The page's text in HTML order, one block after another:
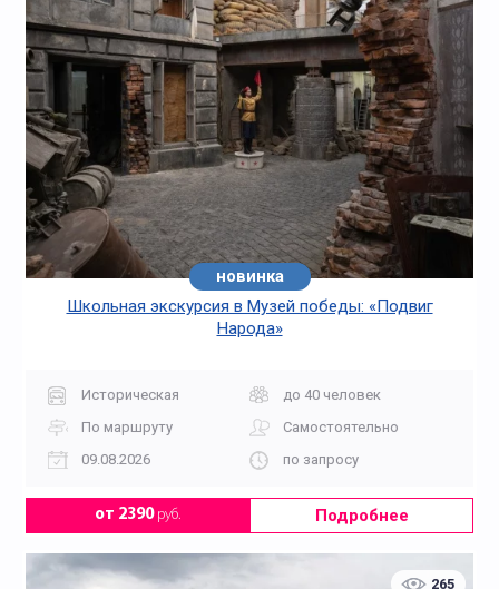
новинка
Школьная экскурсия в Музей победы: «Подвиг
Народа»
Историческая
до 40 человек
По маршруту
Самостоятельно
09.08.2026
по запросу
от 2390руб. Подробнее
265